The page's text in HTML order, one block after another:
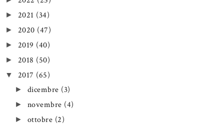
► 2021 (34)
► 2020 (47)
► 2019 (40)
► 2018 (50)
▼ 2017 (65)
► dicembre (3)
► novembre (4)
► ottobre (2)